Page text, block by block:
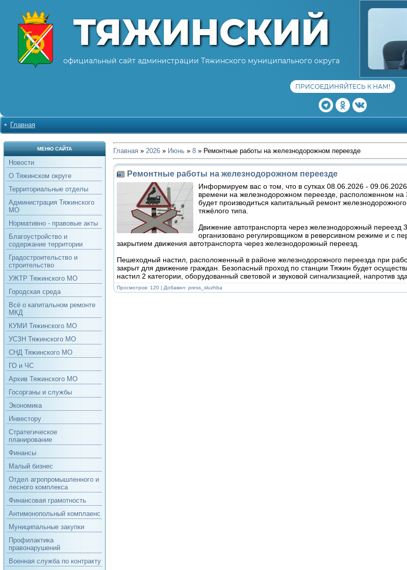
ТЯЖИНСКИЙ
официальный сайт администрации Тяжинского муниципального округа
ПРИСОЕДИНЯЙТЕСЬ К НАМ!
Главная
МЕНЮ САЙТА
Новости
О Тяжинском округе
Территориальные отделы
Администрация Тяжинского
МО
Нормативно - правовые акты
Благоустройство и
содержание территории
Градостроительство и
строительство
УЖТР Тяжинского МО
Городская среда
Всё о капитальном ремонте
МКД
КУМИ Тяжинского МО
УСЗН Тяжинского МО
СНД Тяжинского МО
ГО и ЧС
Архив Тяжинского МО
Госорганы и службы
Экономика
Инвестору
Стратегическое
планирование
Финансы
Малый бизнес
Отдел агропромышленного и
лесного комплекса
Финансовая грамотность
Антимонопольный комплаенс
Муниципальные закупки
Профилактика
правонарушений
Военная служба по контракту
Главная» 2026 » Июнь » 8» Ремонтные работы на железнодорожном переезде
Ремонтные работы на железнодорожном переезде
Информируем вас о том, что в сутках 08.06.2026 -
времени на железнодорожном переезде, расположенном на
будет производиться капитальный ремонт
тяжёлого типа.
Движение автотранспорта через железнодорожный переезд
организовано регулировщиком в реверсивном режиме и с
закрытием движения автотранспорта через железнодорожный переезд.
Пешеходный настил, расположенный в районе железнодорожного переезда при
закрыт для движение граждан. Безопасный проход по станции Тяжин будет
настил 2 категории, оборудованный световой и звуковой сигнализацией, напротив
Просмотров: 120 | Добавил: press_sluzhba